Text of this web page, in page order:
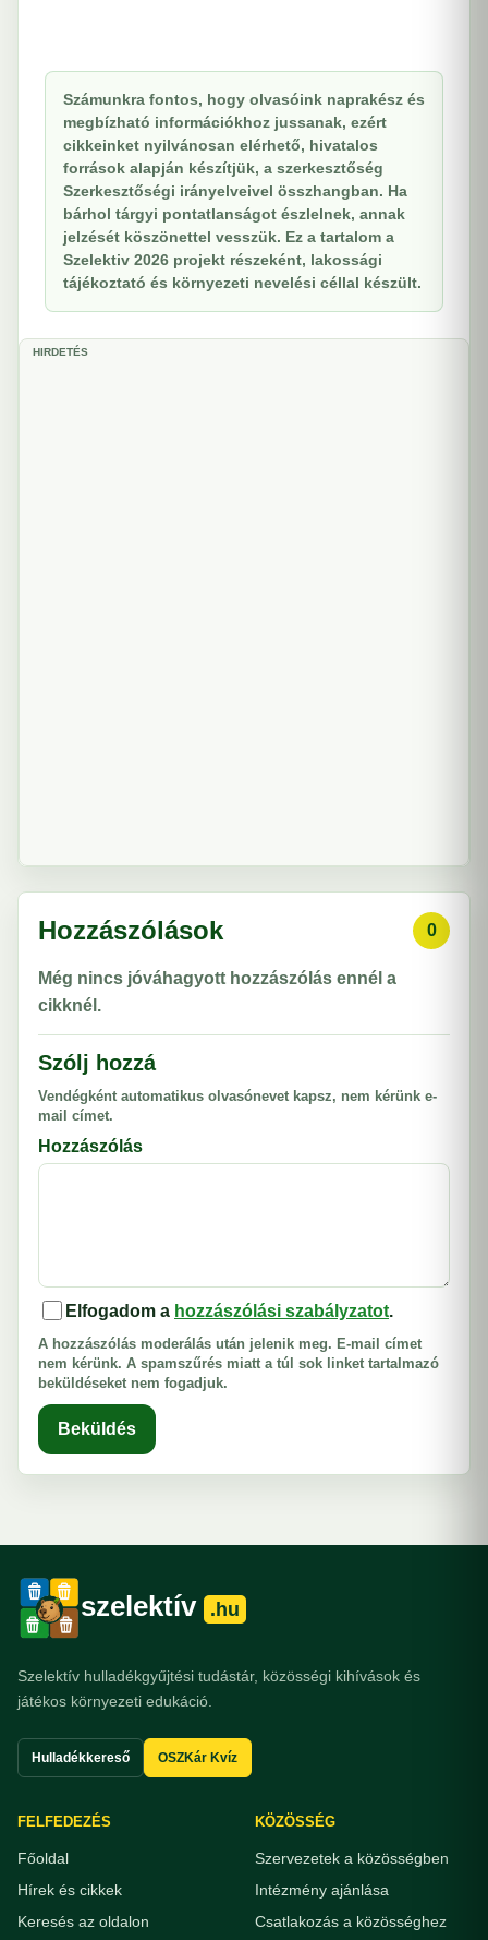
Számunkra fontos, hogy olvasóink naprakész és
megbízható információkhoz jussanak, ezért
cikkeinket nyilvánosan elérhető, hivatalos
források alapján készítjük, a szerkesztőség
Szerkesztőségi irányelveivel összhangban. Ha
bárhol tárgyi pontatlanságot észlelnek, annak
jelzését köszönettel vesszük. Ez a tartalom a
Szelektiv 2026 projekt részeként, lakossági
tájékoztató és környezeti nevelési céllal készült.
HIRDETÉS
Hozzászólások 0
Még nincs jóváhagyott hozzászólás ennél a
cikknél.
Szólj hozzá
Vendégként automatikus olvasónevet kapsz, nem kérünk e-
mail címet.
Hozzászólás
Elfogadom a hozzászólási szabályzatot.
A hozzászólás moderálás után jelenik meg. E-mail címet
nem kérünk. A spamszűrés miatt a túl sok linket tartalmazó
beküldéseket nem fogadjuk.
Beküldés
szelektív .hu
Szelektív hulladékgyűjtési tudástár, közösségi kihívások és
játékos környezeti edukáció.
Hulladékkereső OSZKár Kvíz
FELFEDEZÉS
Főoldal
Hírek és cikkek
Keresés az oldalon
KÖZÖSSÉG
Szervezetek a közösségben
Intézmény ajánlása
Csatlakozás a közösséghez